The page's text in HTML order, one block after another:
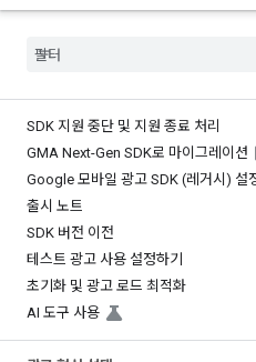
SDK 지원 중단 및 지원 종료 처리
GMA Next-Gen SDK로 마이그레이션
Google 모바일 광고 SDK (레거시) 설
출시 노트
SDK 버전 이전
테스트 광고 사용 설정하기
초기화 및 광고 로드 최적화
AI 도구 사용